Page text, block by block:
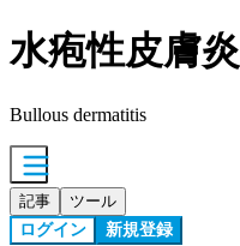
水疱性皮膚炎
Bullous dermatitis
記事 ツール
ログイン 新規登録